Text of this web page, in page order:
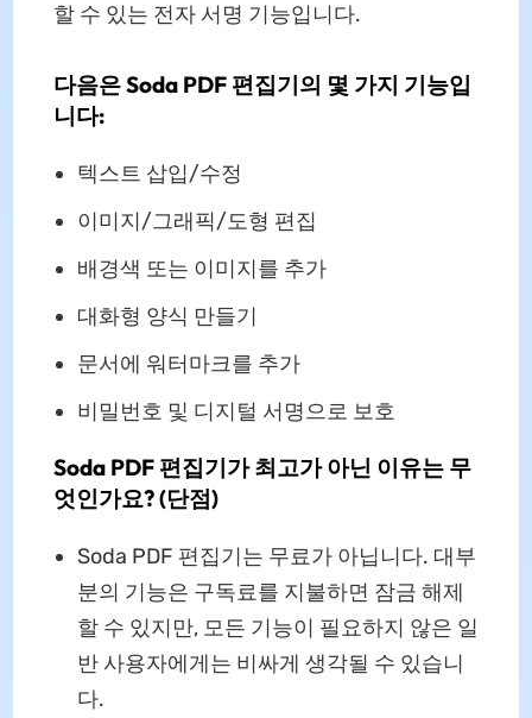
할 수 있는 전자 서명 기능입니다.
다음은 Soda PDF 편집기의 몇 가지 기능입
니다:
텍스트 삽입/수정
이미지/그래픽/도형 편집
배경색 또는 이미지를 추가
대화형 양식 만들기
문서에 워터마크를 추가
비밀번호 및 디지털 서명으로 보호
Soda PDF 편집기가 최고가 아닌 이유는 무
엇인가요? (단점)
Soda PDF 편집기는 무료가 아닙니다. 대부
분의 기능은 구독료를 지불하면 잠금 해제
할 수 있지만, 모든 기능이 필요하지 않은 일
반 사용자에게는 비싸게 생각될 수 있습니
다.